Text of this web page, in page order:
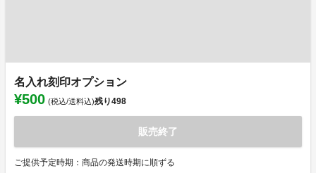
名入れ刻印オプション
¥500 (税込/送料込)残り498
販売終了
ご提供予定時期：商品の発送時期に順ずる